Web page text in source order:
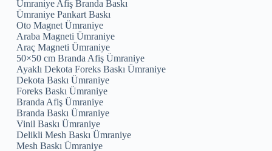
Ümraniye Afiş Branda Baskı
Ümraniye Pankart Baskı
Oto Magnet Ümraniye
Araba Magneti Ümraniye
Araç Magneti Ümraniye
50×50 cm Branda Afiş Ümraniye
Ayaklı Dekota Foreks Baskı Ümraniye
Dekota Baskı Ümraniye
Foreks Baskı Ümraniye
Branda Afiş Ümraniye
Branda Baskı Ümraniye
Vinil Baskı Ümraniye
Delikli Mesh Baskı Ümraniye
Mesh Baskı Ümraniye